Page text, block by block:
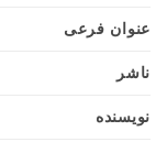
عنوان فرعی
ناشر
نویسنده